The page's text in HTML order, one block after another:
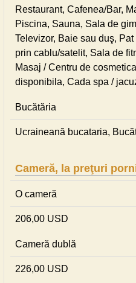
Restaurant, Cafenea/Bar,
Piscina, Sauna, Sala de
Televizor, Baie sau duş,
prin cablu/satelit, Sala de
Masaj / Centru de
disponibila, Cada spa /
Bucătăria
Ucraineană bucataria,
Cameră, la preţuri
O cameră
206,00 USD
Cameră dublă
226,00 USD